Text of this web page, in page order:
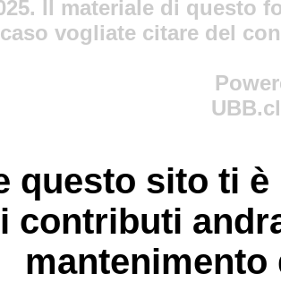
Il materiale di questo
caso vogliate citare del
questo sito ti
contributi